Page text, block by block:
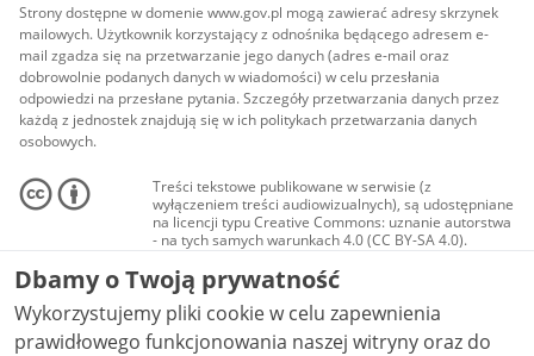
Strony dostępne w domenie www.gov.pl mogą zawierać adresy skrzynek
mailowych. Użytkownik korzystający z odnośnika będącego adresem e-
mail zgadza się na przetwarzanie jego danych (adres e-mail oraz
dobrowolnie podanych danych w wiadomości) w celu przesłania
odpowiedzi na przesłane pytania. Szczegóły przetwarzania danych przez
każdą z jednostek znajdują się w ich politykach przetwarzania danych
osobowych.
Treści tekstowe publikowane w serwisie (z
wyłączeniem treści audiowizualnych), są udostępniane
na licencji typu Creative Commons: uznanie autorstwa
- na tych samych warunkach 4.0 (CC BY-SA 4.0).
Materiały audiowizualne, w tym zdjęcia, materiały
audio i wideo, są udostępniane na licencji typu
Creative Commons: uznanie autorstwa użycie
niekomercyjne - bez utworów zależnych 4.0 (CC BY-
NC-ND 4.0), o ile nie jest to stwierdzone inaczej.
Dbamy o Twoją prywatność
Wykorzystujemy pliki cookie w celu zapewnienia
prawidłowego funkcjonowania naszej witryny oraz do